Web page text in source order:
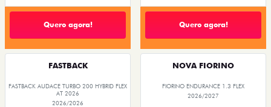
Quero agora! Quero agora!
FASTBACK
FASTBACK AUDACE TURBO 200 HYBRID FLEX
AT 2026
2026/2026
NOVA FIORINO
FIORINO ENDURANCE 1.3 FLEX
2026/2027